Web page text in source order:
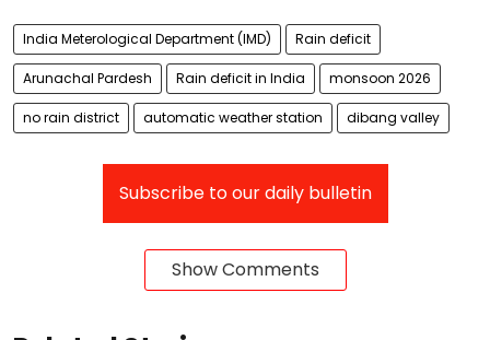
India Meterological Department (IMD) Rain deficit
Arunachal Pardesh Rain deficit in India monsoon 2026
no rain district automatic weather station dibang valley
Subscribe to our daily bulletin
Show Comments